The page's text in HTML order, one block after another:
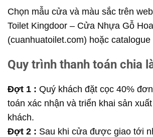
Chọn mẫu cửa và màu sắc trên
Toilet Kingdoor – Cửa Nhựa Gỗ
(cuanhuatoilet.com) hoặc
Quy trình thanh toán chia
Đợt 1 : Quý khách đặt cọc 40%
toán xác nhận và triển khai sản
khách.
Đợt 2 : Sau khi cửa được giao tới